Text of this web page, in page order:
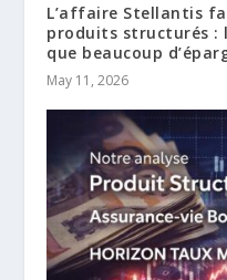
L’affaire Stellantis
produits structurés :
que beaucoup
May 11, 2026